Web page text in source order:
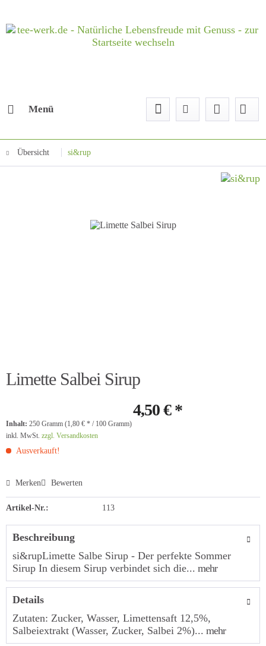
Menü
Übersicht si&rup
Limette Salbei Sirup
4,50 € *
Inhalt: 250 Gramm (1,80 € * / 100 Gramm)
inkl. MwSt. zzgl. Versandkosten
Ausverkauft!
Merken Bewerten
Artikel-Nr.: 113
Beschreibung
si&rupLimette Salbe Sirup - Der perfekte Sommer
Sirup In diesem Sirup verbindet sich die... mehr
Details
Zutaten: Zucker, Wasser, Limettensaft 12,5%,
Salbeiextrakt (Wasser, Zucker, Salbei 2%)... mehr